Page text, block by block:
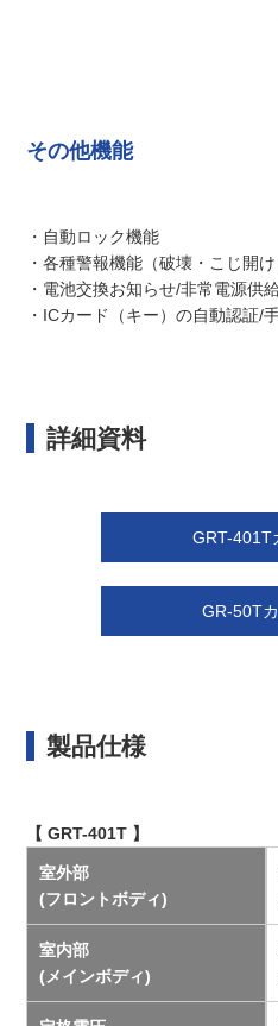
その他機能
・自動ロック機能
・各種警報機能（破壊・こじ開け
・電池交換お知らせ/非常電源供
・ICカード（キー）の自動認証/
詳細資料
GRT-401T
GR-50T
製品仕様
【 GRT-401T 】
室外部
(フロントボディ)
室内部
(メインボディ)